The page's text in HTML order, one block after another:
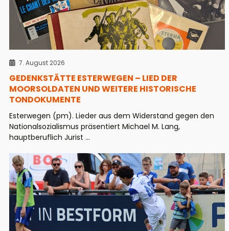
7. August 2026
GEDENKSTÄTTE ESTERWEGEN – LIED DER
MOORSOLDATEN UND WEITERE HISTORISCHE
TONDOKUMENTE
Esterwegen (pm). Lieder aus dem Widerstand gegen den
Nationalsozialismus präsentiert Michael M. Lang,
hauptberuflich Jurist ...